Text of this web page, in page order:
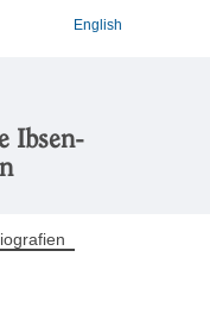
English
Ibsen-